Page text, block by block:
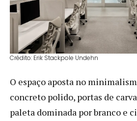
Crédito: Erik Stackpole Undehn
O espaço aposta no
concreto polido, portas de
paleta dominada por branco e